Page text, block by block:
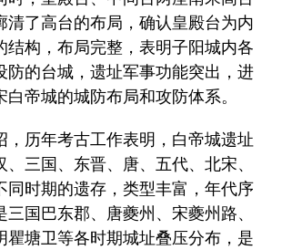
清了高台的布局，确认皇殿台为内
结构，布局完整，表明子阳城内各
防的台城，遗址军事功能突出，进
帝城的城防布局和攻防体系。
历年考古工作表明，白帝城遗址
三国、东晋、唐、五代、北宋、
同时期的遗存，类型丰富，年代序
国巴东郡、唐夔州、宋夔州路、
瞿塘卫等各时期城址叠压分布，是